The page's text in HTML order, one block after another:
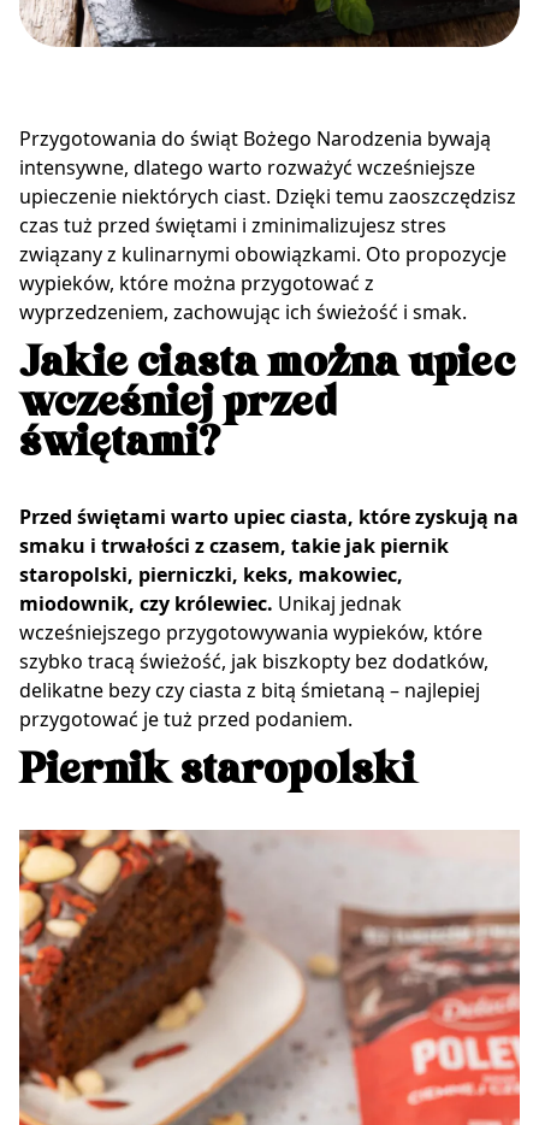
Przygotowania do świąt Bożego Narodzenia bywają
intensywne, dlatego warto rozważyć wcześniejsze
upieczenie niektórych ciast. Dzięki temu zaoszczędzisz
czas tuż przed świętami i zminimalizujesz stres
związany z kulinarnymi obowiązkami. Oto propozycje
wypieków, które można przygotować z
wyprzedzeniem, zachowując ich świeżość i smak.
Jakie ciasta można upiec
wcześniej przed
świętami?
Przed świętami warto upiec ciasta, które zyskują na
smaku i trwałości z czasem, takie jak piernik
staropolski, pierniczki, keks, makowiec,
miodownik, czy królewiec. Unikaj jednak
wcześniejszego przygotowywania wypieków, które
szybko tracą świeżość, jak biszkopty bez dodatków,
delikatne bezy czy ciasta z bitą śmietaną – najlepiej
przygotować je tuż przed podaniem.
Piernik staropolski